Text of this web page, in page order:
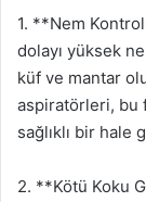
1. **Nem
dolayı yüksek
küf ve mantar
aspiratörleri, bu
sağlıklı bir hale
2. **Kötü Koku